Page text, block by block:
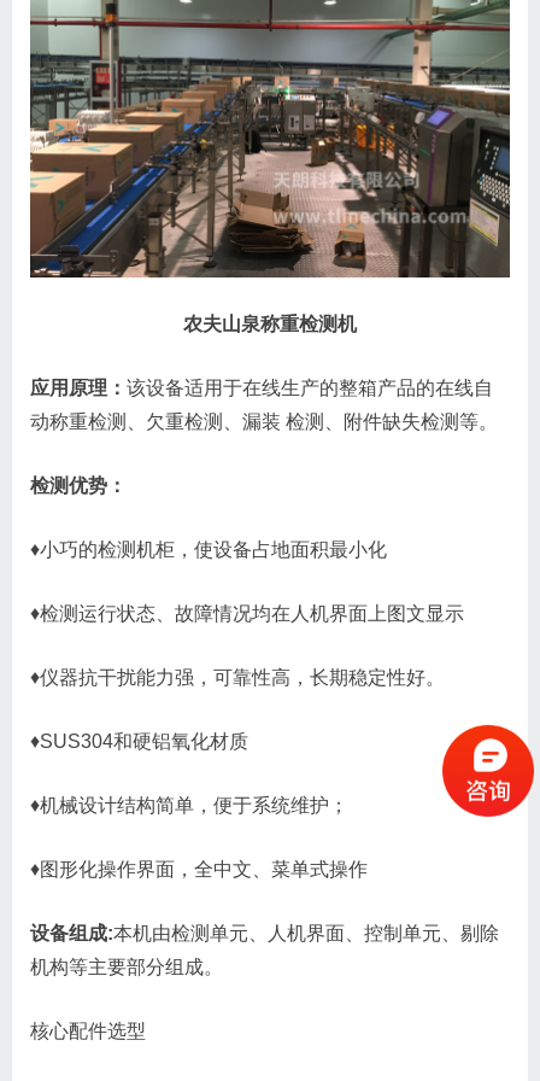
农夫山泉称重检测机
应用原理： 该设备适用于在线生产的整箱产品的在线自
动称重检测、欠重检测、漏装 检测、附件缺失检测等。
检测优势：
♦小巧的检测机柜，使设备占地面积最小化
♦检测运行状态、故障情况均在人机界面上图文显示
♦仪器抗干扰能力强，可靠性高，长期稳定性好。
♦SUS304和硬铝氧化材质
♦机械设计结构简单，便于系统维护；
♦图形化操作界面，全中文、菜单式操作
设备组成:本机由检测单元、人机界面、控制单元、剔除
机构等主要部分组成。
核心配件选型